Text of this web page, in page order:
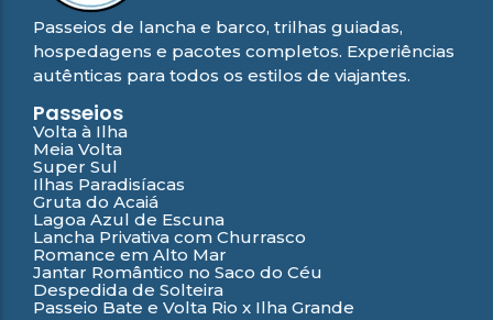
Passeios de lancha e barco, trilhas guiadas,
hospedagens e pacotes completos. Experiências
autênticas para todos os estilos de viajantes.
Passeios
Volta à Ilha
Meia Volta
Super Sul
Ilhas Paradisíacas
Gruta do Acaiá
Lagoa Azul de Escuna
Lancha Privativa com Churrasco
Romance em Alto Mar
Jantar Romântico no Saco do Céu
Despedida de Solteira
Passeio Bate e Volta Rio x Ilha Grande